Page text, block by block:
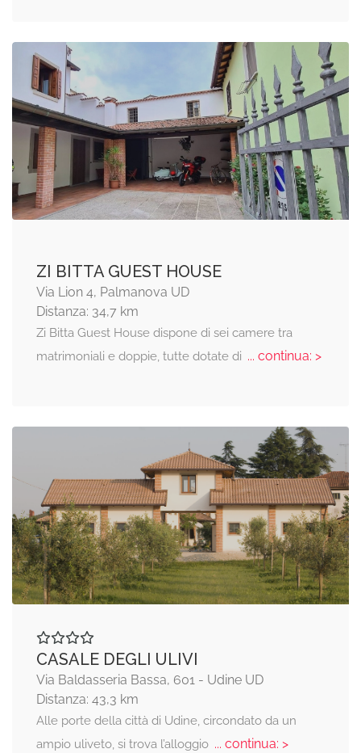
ZI BITTA GUEST HOUSE
Via Lion 4, Palmanova UD
Distanza: 34,7 km
Zi Bitta Guest House dispone di sei camere tra
matrimoniali e doppie, tutte dotate di ... continua: >
CASALE DEGLI ULIVI
Via Baldasseria Bassa, 601 - Udine UD
Distanza: 43,3 km
Alle porte della città di Udine, circondato da un
ampio uliveto, si trova l’alloggio... continua: >